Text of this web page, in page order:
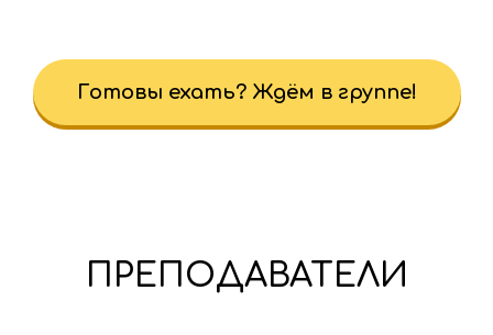
Готовы ехать? Ждём в группе!
ПРЕПОДАВАТЕЛИ